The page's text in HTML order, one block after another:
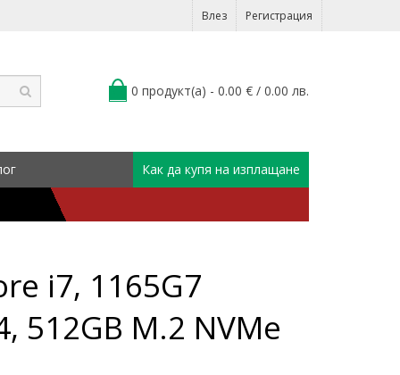
Влез Регистрация
0 продукт(а) - 0.00 € / 0.00 лв.
Как да купя на изплащане
i7, 1165G7
512GB M.2 NVMe